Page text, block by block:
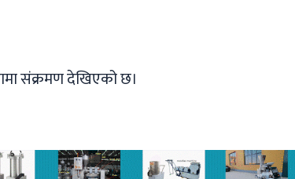
संक्रमण देखिएको छ।